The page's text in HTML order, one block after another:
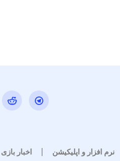
نرم افزار و اپلیکیشن اخبار بازی